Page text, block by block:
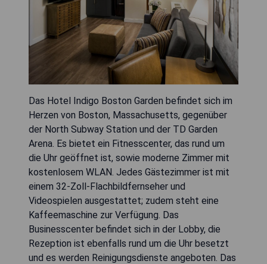
Das Hotel Indigo Boston Garden befindet sich im
Herzen von Boston, Massachusetts, gegenüber
der North Subway Station und der TD Garden
Arena. Es bietet ein Fitnesscenter, das rund um
die Uhr geöffnet ist, sowie moderne Zimmer mit
kostenlosem WLAN. Jedes Gästezimmer ist mit
einem 32-Zoll-Flachbildfernseher und
Videospielen ausgestattet; zudem steht eine
Kaffeemaschine zur Verfügung. Das
Businesscenter befindet sich in der Lobby, die
Rezeption ist ebenfalls rund um die Uhr besetzt
und es werden Reinigungsdienste angeboten. Das